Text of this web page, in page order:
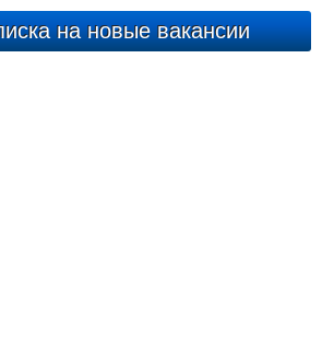
на новые вакансии